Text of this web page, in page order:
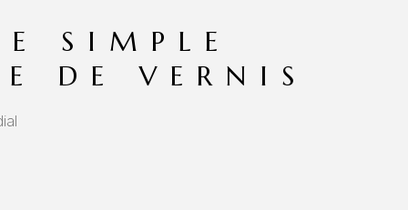
SIMPLE
DE VERNIS